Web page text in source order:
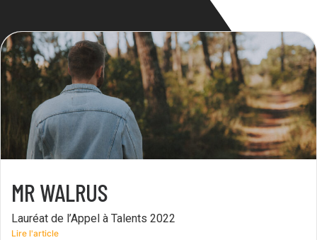
MR WALRUS
Lauréat de l’Appel à Talents 2022
Lire l'article